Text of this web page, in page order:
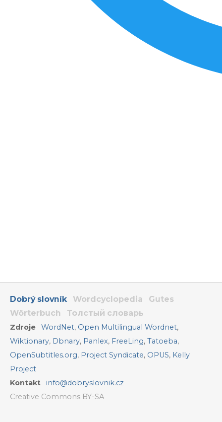
Dobrý slovník Wordcyclopedia
Gutes
Wörterbuch
Толстый словарь
Zdroje WordNet, Open Multilingual Wordnet,
Wiktionary, Dbnary, Panlex, FreeLing, Tatoeba,
OpenSubtitles.org, Project Syndicate, OPUS, Kelly
Project
Kontakt
info@dobryslovnik.cz
Creative Commons BY-SA